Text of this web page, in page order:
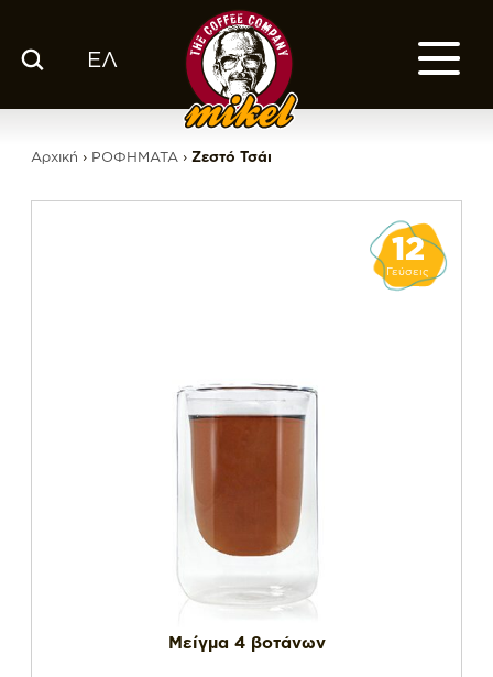
ΕΛ
Ο ΚΑΦΕΣ ΜΑΣ
FRANCHISE
Αρχική › ΡΟΦΗΜΑΤΑ › Ζεστό Τσάι
12
Γεύσεις
Μείγμα 4 βοτάνων